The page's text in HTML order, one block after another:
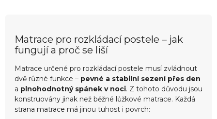
d
a
í
p
r
v
k
y
Matrace pro rozkládací postele – jak
fungují a proč se liší
Matrace určené pro rozkládací postele musí zvládnout
dvě různé funkce – pevné a stabilní sezení přes den
a plnohodnotný spánek v noci. Z tohoto důvodu jsou
konstruovány jinak než běžné lůžkové matrace. Každá
strana matrace má jinou tuhost i povrch: